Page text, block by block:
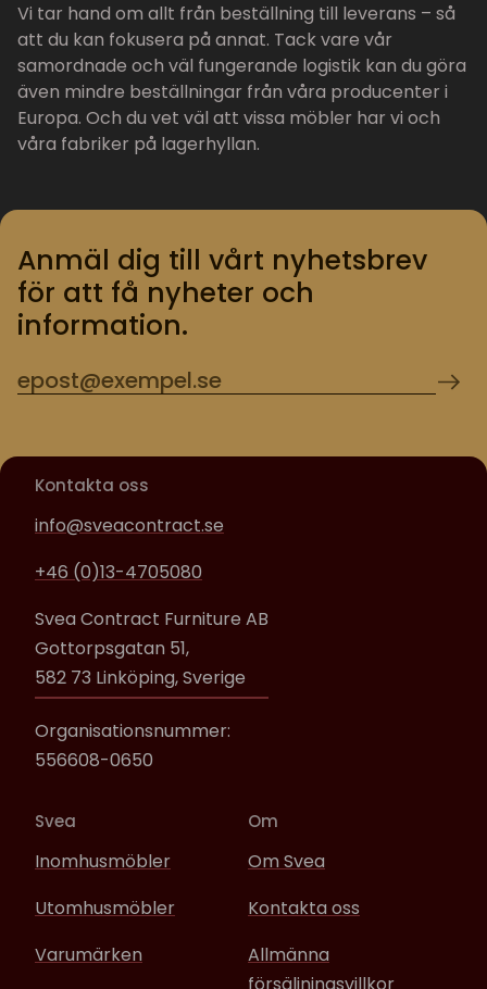
Vi tar hand om allt från beställning till leverans – så
att du kan fokusera på annat. Tack vare vår
samordnade och väl fungerande logistik kan du göra
även mindre beställningar från våra producenter i
Europa. Och du vet väl att vissa möbler har vi och
våra fabriker på lagerhyllan.
Anmäl dig till vårt nyhetsbrev
för att få nyheter och
information.
Kontakta oss
info@sveacontract.se
+46 (0)13-4705080
Svea Contract Furniture AB
Gottorpsgatan 51,
582 73 Linköping, Sverige
Organisationsnummer:
556608-0650
Svea
Inomhusmöbler
Utomhusmöbler
Varumärken
Om
Om Svea
Kontakta oss
Allmänna